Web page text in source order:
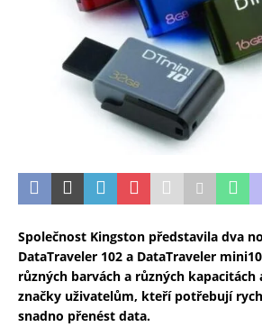
Společnost Kingston představila dva
DataTraveler 102 a DataTraveler
různých barvách a různých
značky uživatelům, kteří potřebují
snadno přenést data.